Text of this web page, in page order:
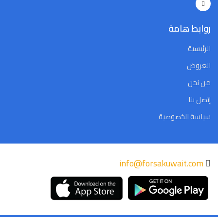
روابط هامة
الرئيسية
العروض
من نحن
إتصل بنا
سياسة الخصوصية
info@forsakuwait.com